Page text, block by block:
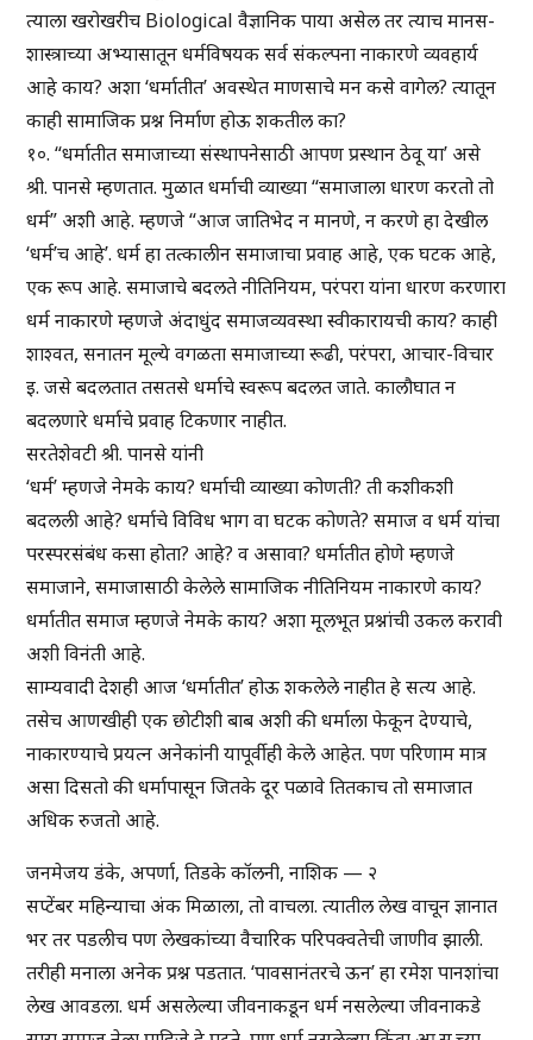
त्याला खरोखरीच Biological वैज्ञानिक पाया असेल तर त्याच मानस-
शास्त्राच्या अभ्यासातून धर्मविषयक सर्व संकल्पना नाकारणे व्यवहार्य
आहे काय? अशा ‘धर्मातीत’ अवस्थेत माणसाचे मन कसे वागेल? त्यातून
काही सामाजिक प्रश्न निर्माण होऊ शकतील का?
१०. “धर्मातीत समाजाच्या संस्थापनेसाठी आपण प्रस्थान ठेवू या’ असे
श्री. पानसे म्हणतात. मुळात धर्माची व्याख्या “समाजाला धारण करतो तो
धर्म” अशी आहे. म्हणजे “आज जातिभेद न मानणे, न करणे हा देखील
‘धर्म’च आहे’. धर्म हा तत्कालीन समाजाचा प्रवाह आहे, एक घटक आहे,
एक रूप आहे. समाजाचे बदलते नीतिनियम, परंपरा यांना धारण करणारा
धर्म नाकारणे म्हणजे अंदाधुंद समाजव्यवस्था स्वीकारायची काय? काही
शाश्वत, सनातन मूल्ये वगळता समाजाच्या रूढी, परंपरा, आचार-विचार
इ. जसे बदलतात तसतसे धर्माचे स्वरूप बदलत जाते. कालौघात न
बदलणारे धर्माचे प्रवाह टिकणार नाहीत.
सरतेशेवटी श्री. पानसे यांनी
‘धर्म’ म्हणजे नेमके काय? धर्माची व्याख्या कोणती? ती कशीकशी
बदलली आहे? धर्माचे विविध भाग वा घटक कोणते? समाज व धर्म यांचा
परस्परसंबंध कसा होता? आहे? व असावा? धर्मातीत होणे म्हणजे
समाजाने, समाजासाठी केलेले सामाजिक नीतिनियम नाकारणे काय?
धर्मातीत समाज म्हणजे नेमके काय? अशा मूलभूत प्रश्नांची उकल करावी
अशी विनंती आहे.
साम्यवादी देशही आज ‘धर्मातीत’ होऊ शकलेले नाहीत हे सत्य आहे.
तसेच आणखीही एक छोटीशी बाब अशी की धर्माला फेकून देण्याचे,
नाकारण्याचे प्रयत्न अनेकांनी यापूर्वीही केले आहेत. पण परिणाम मात्र
असा दिसतो की धर्मापासून जितके दूर पळावे तितकाच तो समाजात
अधिक रुजतो आहे.
जनमेजय डंके, अपर्णा, तिडके कॉलनी, नाशिक — २
सप्टेंबर महिन्याचा अंक मिळाला, तो वाचला. त्यातील लेख वाचून ज्ञानात
भर तर पडलीच पण लेखकांच्या वैचारिक परिपक्वतेची जाणीव झाली.
तरीही मनाला अनेक प्रश्न पडतात. ‘पावसानंतरचे ऊन’ हा रमेश पानशांचा
लेख आवडला. धर्म असलेल्या जीवनाकडून धर्म नसलेल्या जीवनाकडे